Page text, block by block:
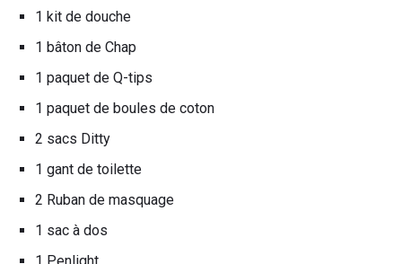
1 kit de douche
1 bâton de Chap
1 paquet de Q-tips
1 paquet de boules de coton
2 sacs Ditty
1 gant de toilette
2 Ruban de masquage
1 sac à dos